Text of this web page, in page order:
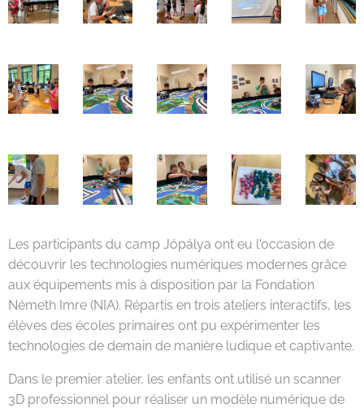
Les participants du camp Jópálya ont eu l'occasion de
découvrir les technologies numériques modernes grâce
aux équipements mis à disposition par la Fondation
Németh Imre (NIA). Répartis en trois ateliers interactifs, les
élèves des écoles primaires ont pu expérimenter les
technologies de demain de manière ludique et captivante.
Dans le premier atelier, les enfants ont utilisé un scanner
3D professionnel pour réaliser un modèle numérique de